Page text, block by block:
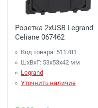
Розетка 2хUSB Legrand
Celiane 067462
Код товара: 511781
ШхВхГ: 53x53x42 мм
Legrand
Уточнить наличие